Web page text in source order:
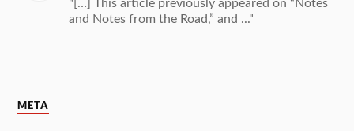
"[…] This article previously appeared on “Notes
and Notes from the Road,” and ..."
META